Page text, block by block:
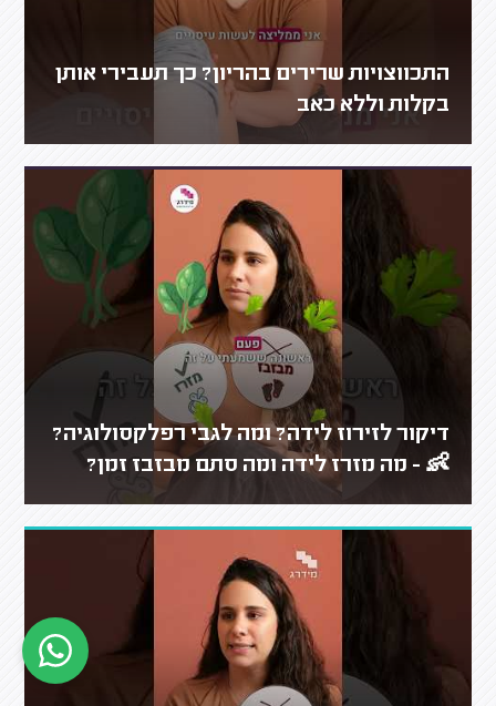
התכווצויות שרירים בהריון? כך תעבירי אותן
בקלות וללא כאב
דיקור לזירוז לידה? ומה לגבי רפלקסולוגיה?
👶 - מה מזרז לידה ומה סתם מבזבז זמן?